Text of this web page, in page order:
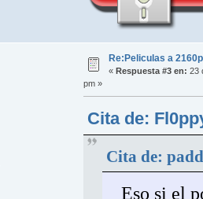
Re:Peliculas a
« Respuesta #3 en: 23
pm »
Cita de:
Cita de:
Eso si el